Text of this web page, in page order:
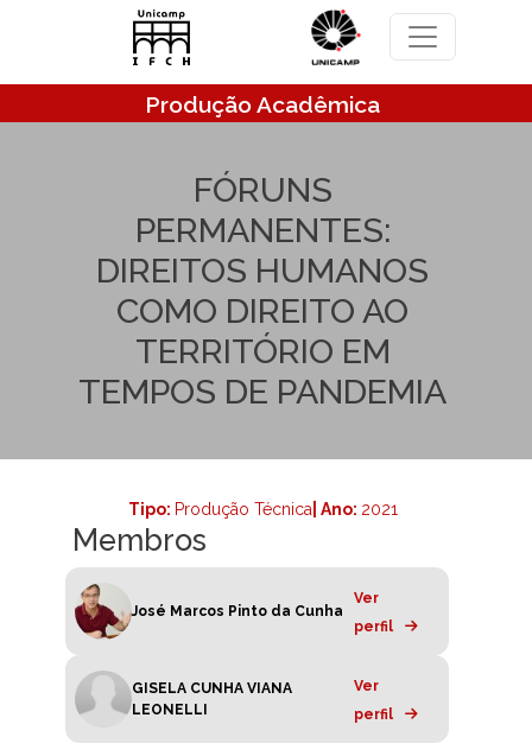
Pular para o conteúdo principal
Produção Acadêmica
FÓRUNS
PERMANENTES:
DIREITOS HUMANOS
COMO DIREITO AO
TERRITÓRIO EM
TEMPOS DE PANDEMIA
Tipo: Produção Técnica | Ano: 2021
Membros
José Marcos Pinto da Cunha
Ver
perfil
GISELA CUNHA VIANA
LEONELLI
Ver
perfil